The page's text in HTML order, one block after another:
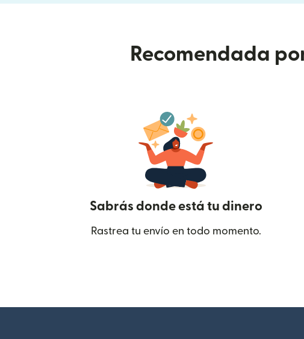
Recomendada
Sabrás donde está tu dinero
Rastrea tu envío en todo momento.